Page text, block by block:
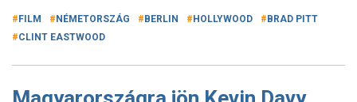
FILM NÉMETORSZÁG BERLIN HOLLYWOOD
BRAD PITT
CLINT EASTWOOD